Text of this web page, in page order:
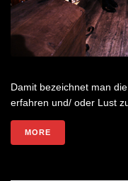
Damit bezeichnet man
erfahren und/ oder Lust
MORE